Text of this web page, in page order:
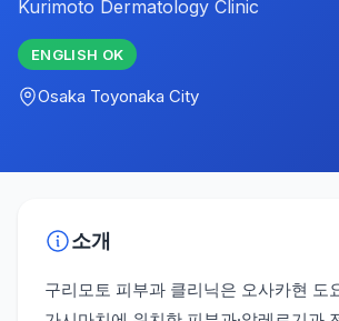
Kurimoto Dermatology Clinic
ENGLISH OK
Osaka Toyonaka City
소개
구리모토 피부과 클리닉은 오사카현 도